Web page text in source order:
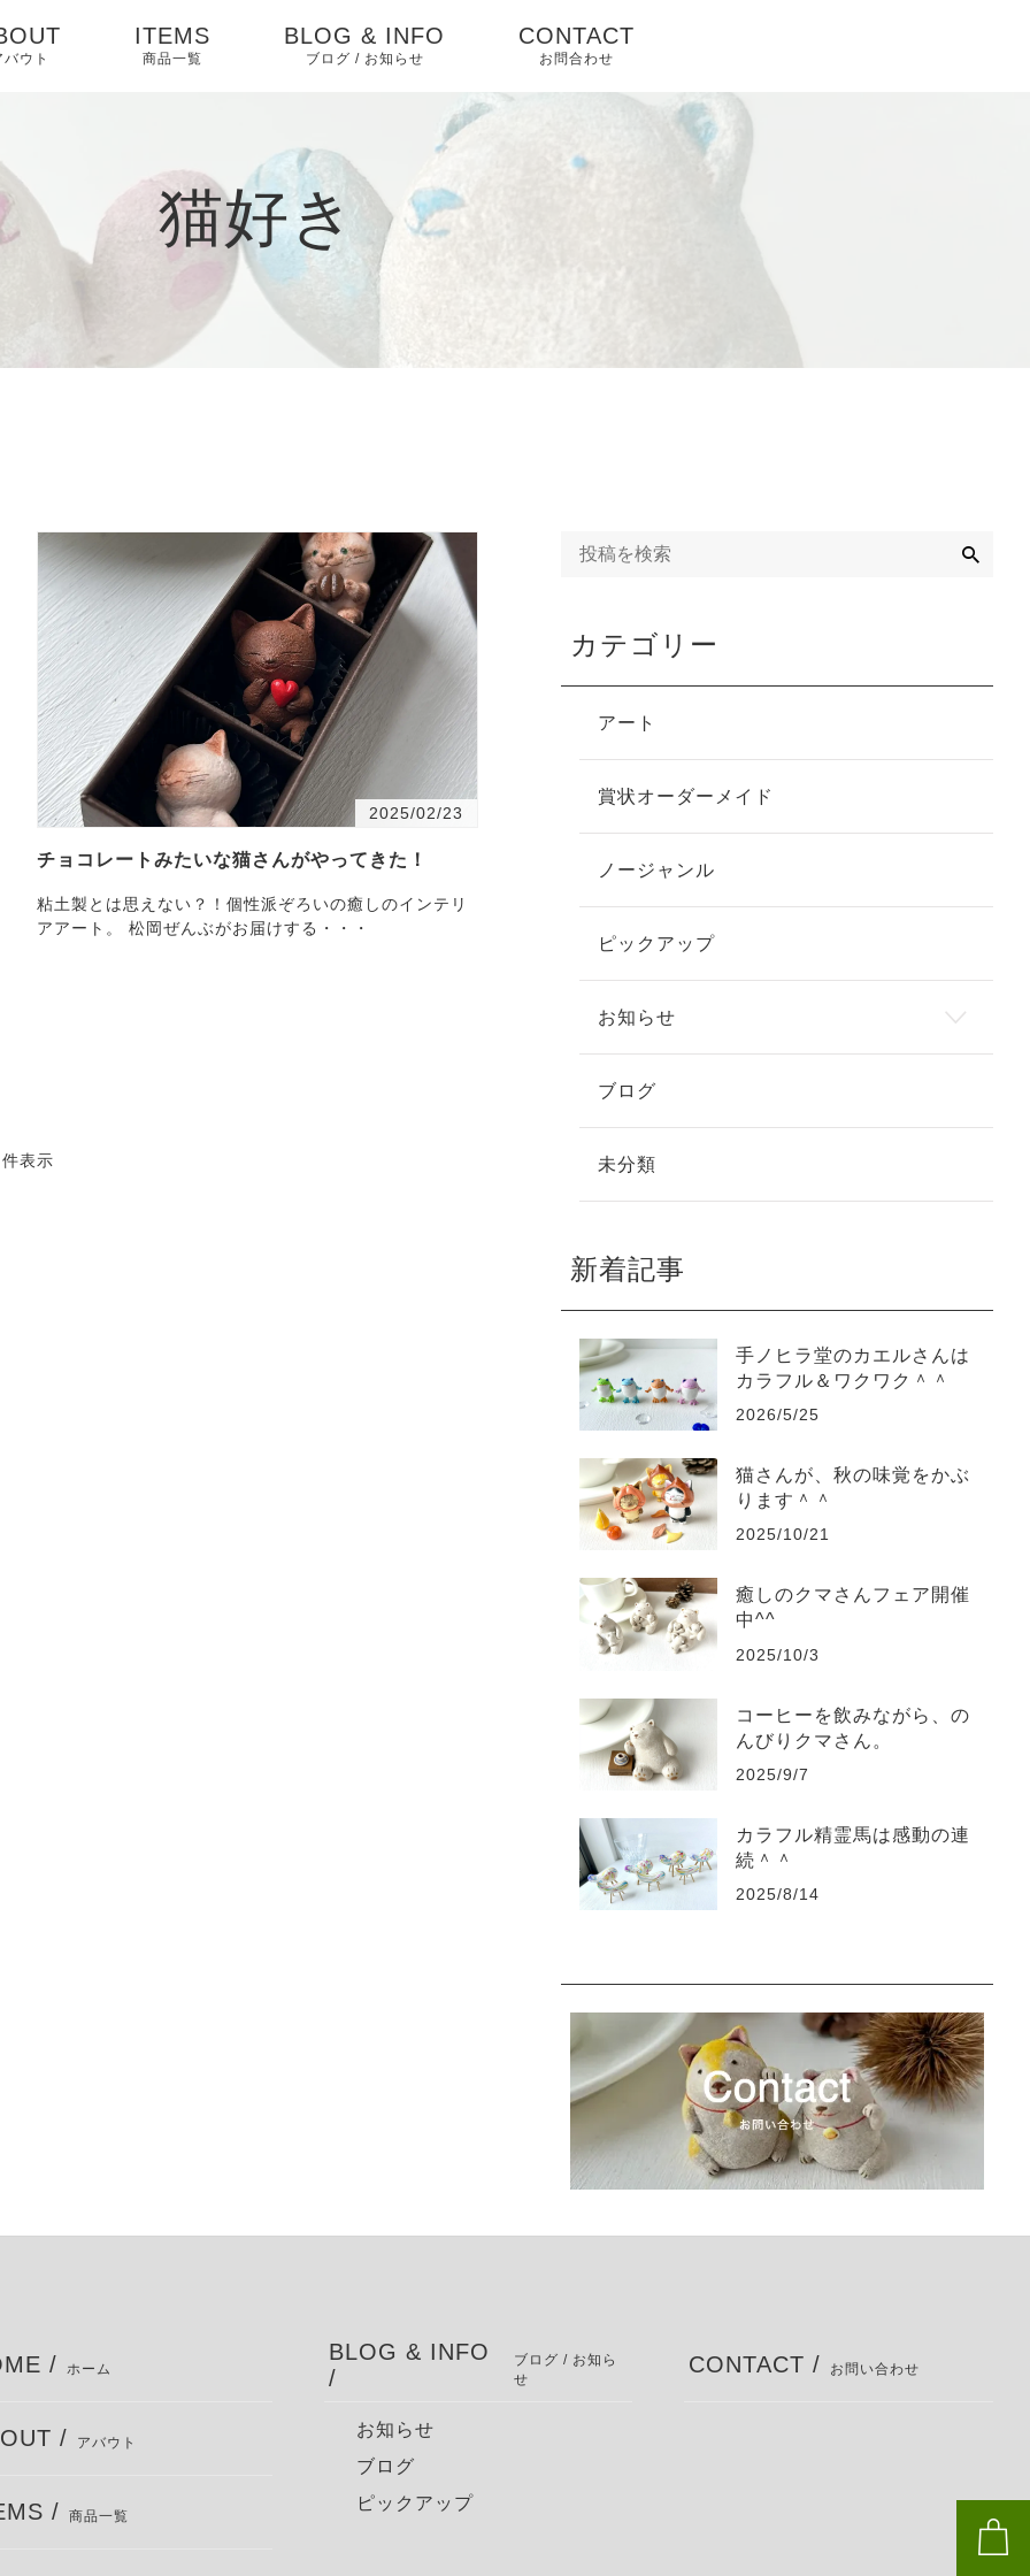
バウト
ITEMS
商品一覧
BLOG & INFO
ブログ / お知らせ
ピックアップ
CONTACT
お問合わせ
猫好き
2025/02/23
チョコレートみたいな猫さんがやってきた！
粘土製とは思えない？！個性派ぞろいの癒しのインテリ
アアート。 松岡ぜんぶがお届けする・・・
表示
カテゴリー
アート
賞状オーダーメイド
ノージャンル
ピックアップ
お知らせ
ブログ
未分類
新着記事
手ノヒラ堂のカエルさんは
カラフル＆ワクワク＾＾
2026/5/25
猫さんが、秋の味覚をかぶ
ります＾＾
2025/10/21
癒しのクマさんフェア開催
中^^
2025/10/3
コーヒーを飲みながら、の
んびりクマさん。
2025/9/7
カラフル精霊馬は感動の連
続＾＾
2025/8/14
/ ホーム
/ アバウト
/ 商品一覧
BLOG & INFO
/
ブログ / お知ら
せ
お知らせ
ブログ
ピックアップ
CONTACT / お問い合わせ